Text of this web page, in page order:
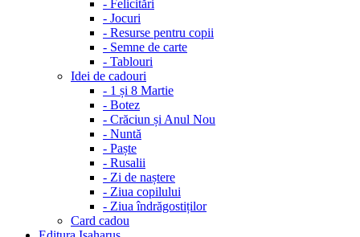
- Felicitări
- Jocuri
- Resurse pentru copii
- Semne de carte
- Tablouri
Idei de cadouri
- 1 și 8 Martie
- Botez
- Crăciun și Anul Nou
- Nuntă
- Paște
- Rusalii
- Zi de naștere
- Ziua copilului
- Ziua îndrăgostiților
Card cadou